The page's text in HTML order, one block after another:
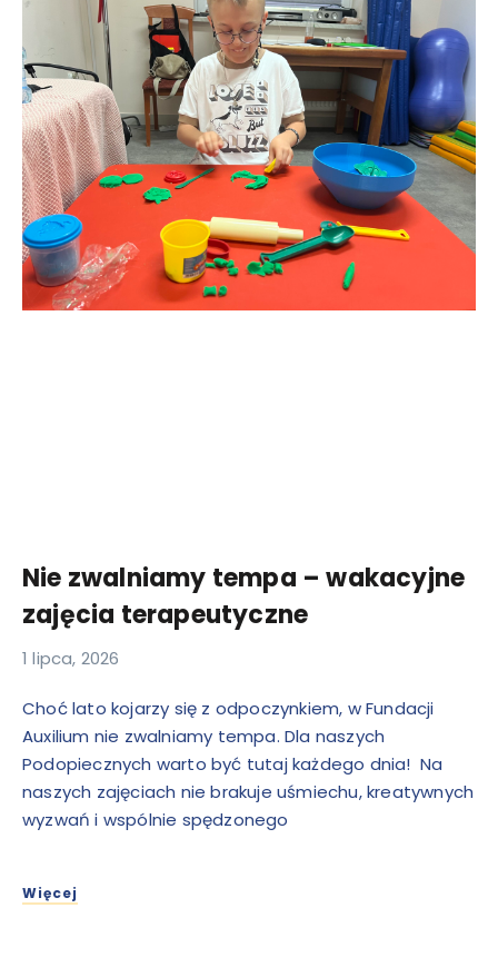
Nie zwalniamy tempa – wakacyjne
zajęcia terapeutyczne
1 lipca, 2026
Choć lato kojarzy się z odpoczynkiem, w Fundacji
Auxilium nie zwalniamy tempa. Dla naszych
Podopiecznych warto być tutaj każdego dnia! Na
naszych zajęciach nie brakuje uśmiechu, kreatywnych
wyzwań i wspólnie spędzonego
Więcej